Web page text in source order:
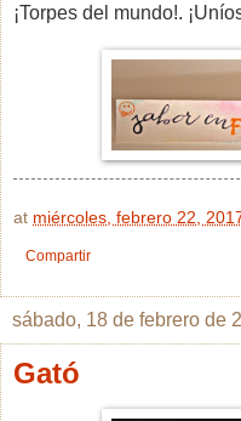
¡Torpes del mundo!.
at miércoles, febrero 22,
Compartir
sábado, 18 de febrero de
Gató